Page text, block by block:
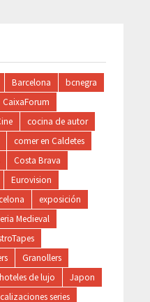
Barcelona
bcnegra
CaixaForum
cocina de autor
comer en Caldetes
Costa Brava
Eurovision
exposición
Medieval
Granollers
hoteles de lujo
Japon
series